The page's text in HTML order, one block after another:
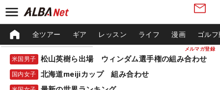
メルマガ登録
全ツアー ギア レッスン ライフ 漫画 ゴル
米国男子 松山英樹ら出場 ウィンダム選手権の組み合わせ
国内女子 北海道meijiカップ 組み合わせ